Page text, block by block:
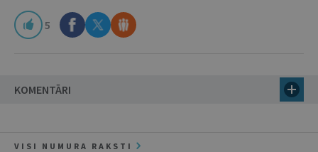
5
KOMENTĀRI
VISI NUMURA RAKSTI